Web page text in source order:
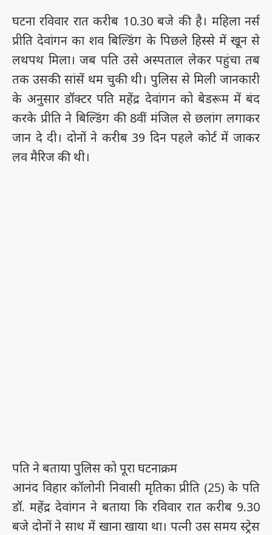
घटना रविवार रात करीब 10.30 बजे की है। महिला नर्स
प्रीति देवांगन का शव बिल्डिंग के पिछले हिस्से में खून से
लथपथ मिला। जब पति उसे अस्पताल लेकर पहुंचा तब
तक उसकी सांसें थम चुकी थी। पुलिस से मिली जानकारी
के अनुसार डॉक्टर पति महेंद्र देवांगन को बेडरूम में बंद
करके प्रीति ने बिल्डिंग की 8वीं मंजिल से छलांग लगाकर
जान दे दी। दोनों ने करीब 39 दिन पहले कोर्ट में जाकर
लव मैरिज की थी।
पति ने बताया पुलिस को पूरा घटनाक्रम
आनंद विहार कॉलोनी निवासी मृतिका प्रीति (25) के पति
डॉ. महेंद्र देवांगन ने बताया कि रविवार रात करीब 9.30
बजे दोनों ने साथ में खाना खाया था। पत्नी उस समय स्ट्रेस